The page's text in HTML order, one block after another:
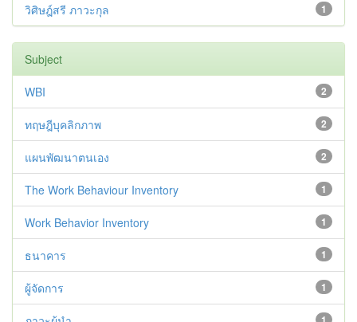
1
วิศิษฎ์สรี ภาวะกุล
Subject
2
WBI
2
ทฤษฎีบุคลิกภาพ
2
แผนพัฒนาตนเอง
1
The Work Behaviour Inventory
1
Work Behavior Inventory
1
ธนาคาร
1
ผู้จัดการ